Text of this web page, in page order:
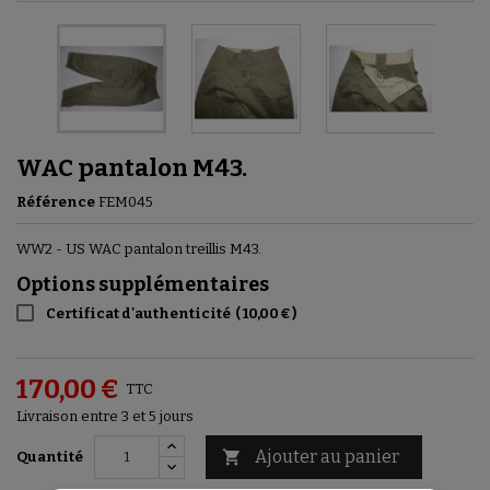
WAC pantalon M43.
Référence FEM045
WW2 - US WAC pantalon treillis M43.
Options supplémentaires
Certificat d'authenticité ( 10,00 €)
170,00 € TTC
Livraison entre 3 et 5 jours
Quantité  Ajouter au panier